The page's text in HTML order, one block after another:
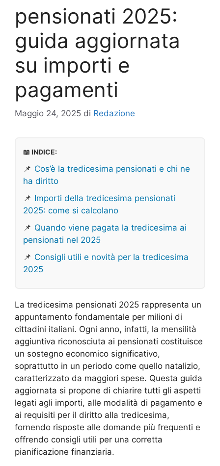
pensionati 2025:
guida aggiornata
su importi e
pagamenti
Maggio 24, 2025 di Redazione
📖 INDICE:
📌 Cos’è la tredicesima pensionati e chi ne
ha diritto
📌 Importi della tredicesima pensionati
2025: come si calcolano
📌 Quando viene pagata la tredicesima ai
pensionati nel 2025
📌 Consigli utili e novità per la tredicesima
2025
La tredicesima pensionati 2025 rappresenta un
appuntamento fondamentale per milioni di
cittadini italiani. Ogni anno, infatti, la mensilità
aggiuntiva riconosciuta ai pensionati costituisce
un sostegno economico significativo,
soprattutto in un periodo come quello natalizio,
caratterizzato da maggiori spese. Questa guida
aggiornata si propone di chiarire tutti gli aspetti
legati agli importi, alle modalità di pagamento e
ai requisiti per il diritto alla tredicesima,
fornendo risposte alle domande più frequenti e
offrendo consigli utili per una corretta
pianificazione finanziaria.